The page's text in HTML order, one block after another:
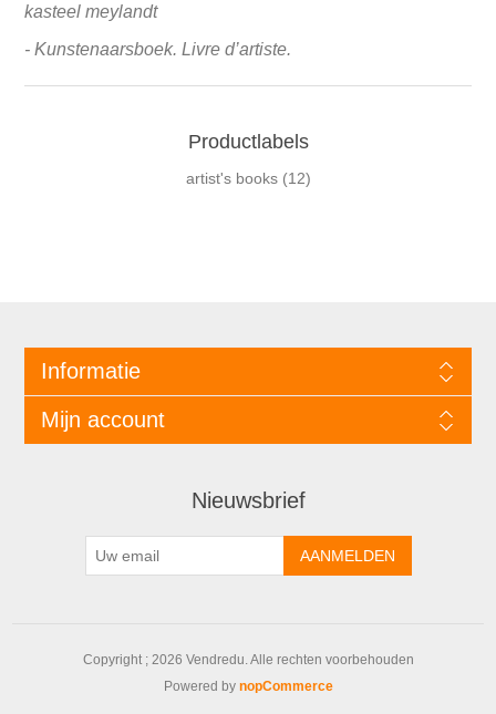
kasteel meylandt
- Kunstenaarsboek. Livre d’artiste.
Productlabels
artist's books (12)
Informatie
Mijn account
Nieuwsbrief
Copyright ; 2026 Vendredu. Alle rechten voorbehouden
Powered by nopCommerce